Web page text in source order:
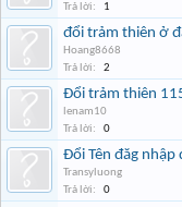
Trả lời:
1
đổi trảm thiên ở
Hoang8668
Trả lời:
2
Đổi trảm thiên
lenam10
Trả lời:
0
Đổi Tên đăg nhập
Transyluong
Trả lời:
0